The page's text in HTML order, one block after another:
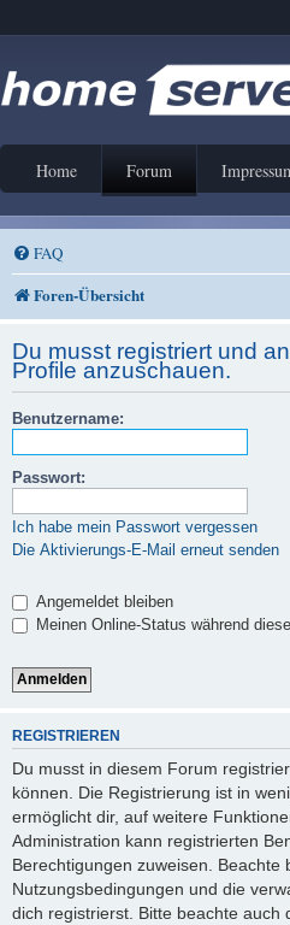
Home Forum
FAQ
Foren-Übersicht
Du musst registriert und
Profile anzuschauen.
Benutzername:
Passwort:
Ich habe mein Passwort vergessen
Die Aktivierungs-E-Mail erneut senden
Angemeldet bleiben
Meinen Online-Status während
REGISTRIEREN
Du musst in diesem Forum
können. Die Registrierung ist in
ermöglicht dir, auf weitere
Administration kann registrierten
Berechtigungen zuweisen. Beachte
Nutzungsbedingungen und die
dich registrierst. Bitte beachte auch